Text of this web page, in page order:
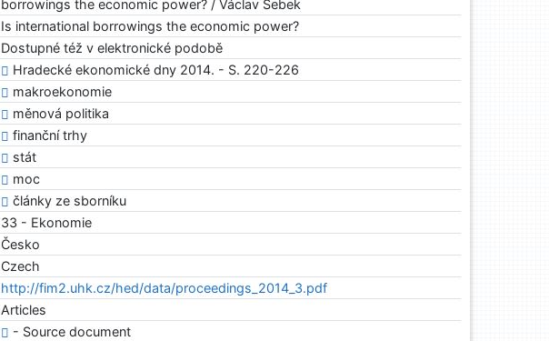
borrowings the economic power? / Václav Šebek
Is international borrowings the economic power?
Dostupné též v elektronické podobě
Hradecké ekonomické dny 2014. - S. 220-226
makroekonomie
měnová politika
finanční trhy
stát
moc
články ze sborníku
33 - Ekonomie
Česko
Czech
http://fim2.uhk.cz/hed/data/proceedings_2014_3.pdf
Articles
- Source document